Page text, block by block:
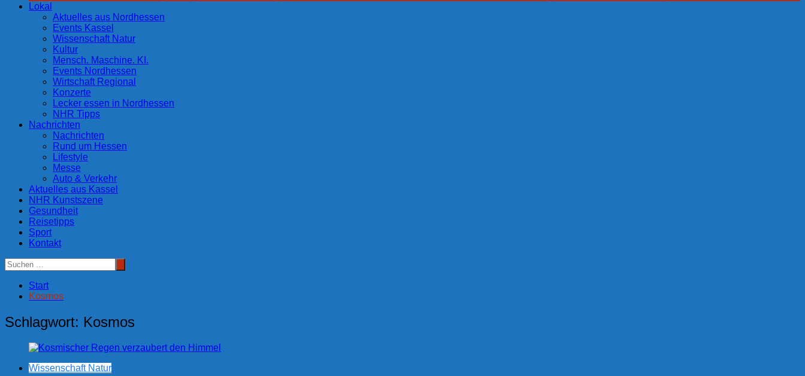
Lokal
Aktuelles aus Nordhessen
Events Kassel
Wissenschaft Natur
Kultur
Mensch. Maschine. KI.
Events Nordhessen
Wirtschaft Regional
Konzerte
Lecker essen in Nordhessen
NHR Tipps
Nachrichten
Nachrichten
Rund um Hessen
Lifestyle
Messe
Auto & Verkehr
Aktuelles aus Kassel
NHR Kunstszene
Gesundheit
Reisetipps
Sport
Kontakt
Start
Kosmos
Schlagwort: Kosmos
Wissenschaft Natur